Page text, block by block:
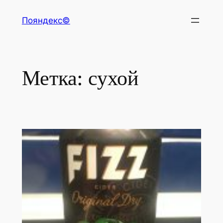
Пояндекс©
Метка: сухой